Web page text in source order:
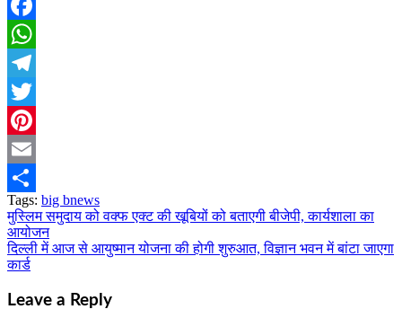
Facebook
WhatsApp
Telegram
Twitter
Pinterest
Email
Share
Tags: big bnews
Post
navigation
मुस्लिम समुदाय को वक्फ एक्ट की खूबियों को बताएगी बीजेपी, कार्यशाला का
आयोजन
दिल्ली में आज से आयुष्मान योजना की होगी शुरुआत, विज्ञान भवन में बांटा जाएगा
कार्ड
Leave a Reply